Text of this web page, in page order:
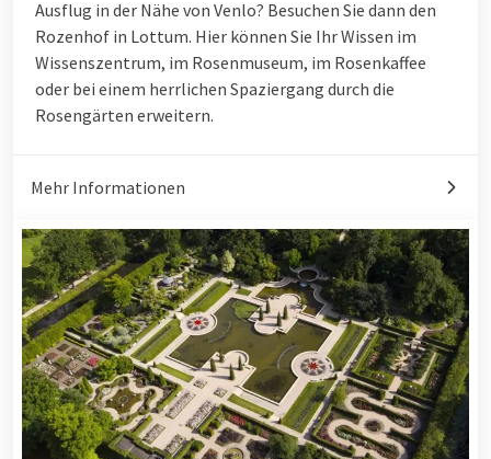
Ausflug in der Nähe von Venlo? Besuchen Sie dann den
Rozenhof in Lottum. Hier können Sie Ihr Wissen im
Wissenszentrum, im Rosenmuseum, im Rosenkaffee
oder bei einem herrlichen Spaziergang durch die
Rosengärten erweitern.
Mehr Informationen